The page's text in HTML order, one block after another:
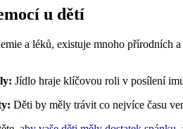
u dětí
a léků, existuje mnoho
Jídlo hraje klíčovou roli v posílení
Děti by měly trávit co nejvíce času